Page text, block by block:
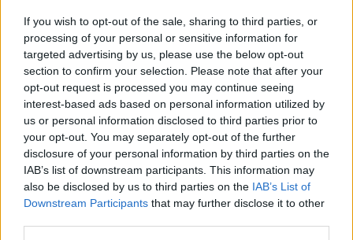
If you wish to opt-out of the sale, sharing to third parties, or
processing of your personal or sensitive information for
targeted advertising by us, please use the below opt-out
section to confirm your selection. Please note that after your
opt-out request is processed you may continue seeing
interest-based ads based on personal information utilized by
us or personal information disclosed to third parties prior to
your opt-out. You may separately opt-out of the further
disclosure of your personal information by third parties on the
IAB’s list of downstream participants. This information may
also be disclosed by us to third parties on the IAB’s List of
Downstream Participants that may further disclose it to other
από την δανειοπάροχο εταιρία ALSTOM
FERROVIΑRΙA, το οποίο εντόπισε η
Ε.Δ.ΕΛ.
Από το2019εντοπίζεταιδραματική
κατάρρευση του σιδηρόδρομου , με
αποκορύφωμαεν έτει 2023να
συγκρούονται μετωπικά τραίνα που
κινούνται σε διπλή γραμμή. Αυτό
καταγράφεται και από τις απορροφήσεις
της ΕΡΓΟΣΕ, που αυτή την περίοδο